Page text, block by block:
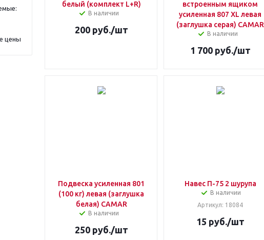
цены
белый (комплект L+R)
В наличии
200руб./шт
встроенным ящиком
усиленная 807 XL левая
(заглушка серая) CAMAR
В наличии
1 700руб./шт
Подвеска усиленная 801
(100 кг) левая (заглушка
белая) CAMAR
В наличии
250руб./шт
Навес П-75 2 шурупа
В наличии
Артикул: 18084
15 руб./шт